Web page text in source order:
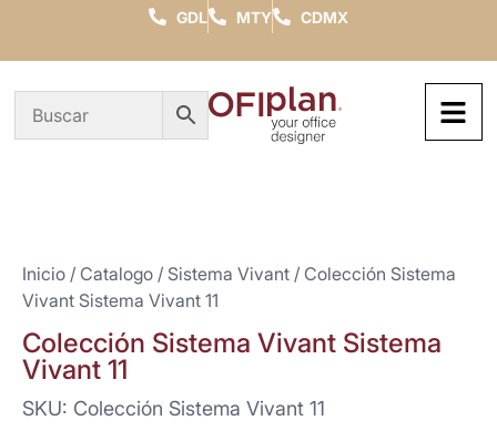
GDL MTY CDMX
Inicio / Catalogo / Sistema Vivant / Colección Sistema
Vivant Sistema Vivant 11
Colección Sistema Vivant Sistema
Vivant 11
SKU: Colección Sistema Vivant 11